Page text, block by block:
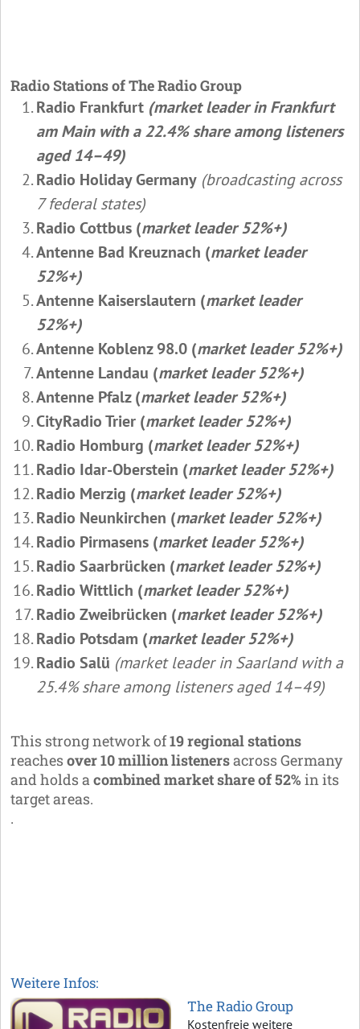
Radio Stations of The Radio Group
Radio Frankfurt (market leader in Frankfurt
am Main with a 22.4% share among listeners
aged 14–49)
Radio Holiday Germany (broadcasting across
7 federal states)
Radio Cottbus (market leader 52%+)
Antenne Bad Kreuznach (market leader
52%+)
Antenne Kaiserslautern (market leader
52%+)
Antenne Koblenz 98.0 (market leader 52%+)
Antenne Landau (market leader 52%+)
Antenne Pfalz (market leader 52%+)
CityRadio Trier (market leader 52%+)
Radio Homburg (market leader 52%+)
Radio Idar-Oberstein (market leader 52%+)
Radio Merzig (market leader 52%+)
Radio Neunkirchen (market leader 52%+)
Radio Pirmasens (market leader 52%+)
Radio Saarbrücken (market leader 52%+)
Radio Wittlich (market leader 52%+)
Radio Zweibrücken (market leader 52%+)
Radio Potsdam (market leader 52%+)
Radio Salü (market leader in Saarland with a
25.4% share among listeners aged 14–49)
This strong network of19 regional stations
reaches over 10 million listenersacross Germany
and holds a combined market share of 52% in its
target areas.
.
Weitere Infos:
The Radio Group
Kostenfreie weitere